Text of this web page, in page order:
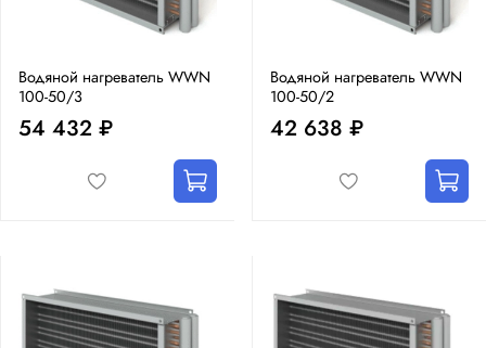
Водяной нагреватель WWN
100-50/3
54 432 ₽
Водяной нагреватель WWN
100-50/2
42 638 ₽